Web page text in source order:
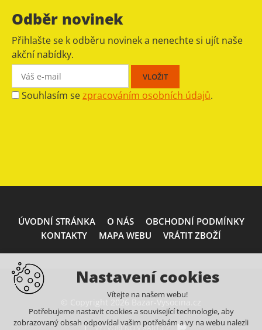
Odběr novinek
Přihlašte se k odběru novinek a nenechte si ujít naše
akční nabídky.
Souhlasím sezpracováním osobních údajů.
ÚVODNÍ STRÁNKA O NÁS
OBCHODNÍ PODMÍNKY
KONTAKTY
MAPA WEBU VRÁTIT ZBOŽÍ
© Copyright 2026 Bazar-Vysocina.cz
VYTVOŘENO V XART.CZ
Nastavení cookies
Vítejte na našem webu!
Potřebujeme nastavit cookies a související technologie, aby
zobrazovaný obsah odpovídal vašim potřebám a vy na webu nalezli